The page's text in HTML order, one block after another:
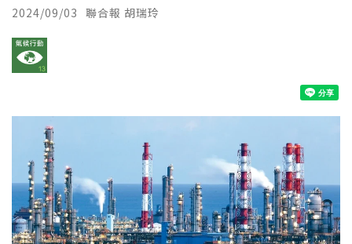
2024/09/03 聯合報 胡瑞玲